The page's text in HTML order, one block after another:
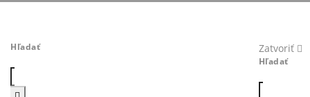
Hľadať Zatvoriť
Hľadať